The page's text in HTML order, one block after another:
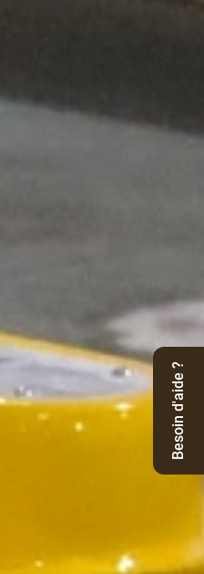
Besoin d'aide ?